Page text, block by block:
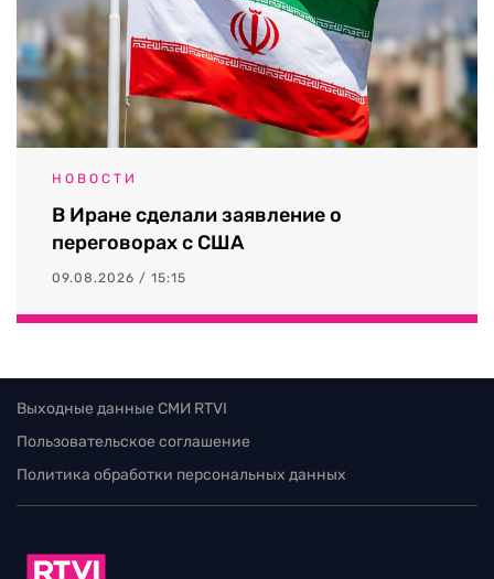
НОВОСТИ
В Иране сделали заявление о
переговорах с США
09.08.2026 / 15:15
Выходные данные СМИ RTVI
Пользовательское соглашение
Политика обработки персональных данных